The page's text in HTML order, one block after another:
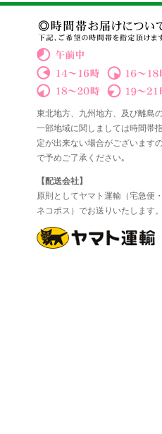
東北地方、九州地方、及び離島
一部地域に関しましては時間帯
定が出来ない場合がございます
で予めご了承ください｡
【配送会社】
原則としてヤマト運輸（宅急便
ネコポス）でお送りいたします